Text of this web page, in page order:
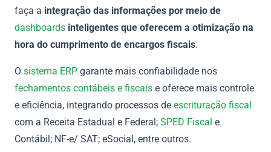
faça a integração das informações por meio de
dashboards inteligentes que oferecem a otimização na
hora do cumprimento de encargos fiscais.
O sistema ERP garante mais confiabilidade nos
fechamentos contábeis e fiscais e oferece mais controle
e eficiência, integrando processos de escrituração fiscal
com a Receita Estadual e Federal; SPED Fiscal e
Contábil; NF-e/ SAT; eSocial, entre outros.